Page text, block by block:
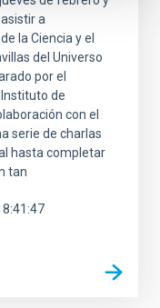
a
la Ciencia y el
del Universo
por el
de
con el
serie de charlas
hasta completar
tan